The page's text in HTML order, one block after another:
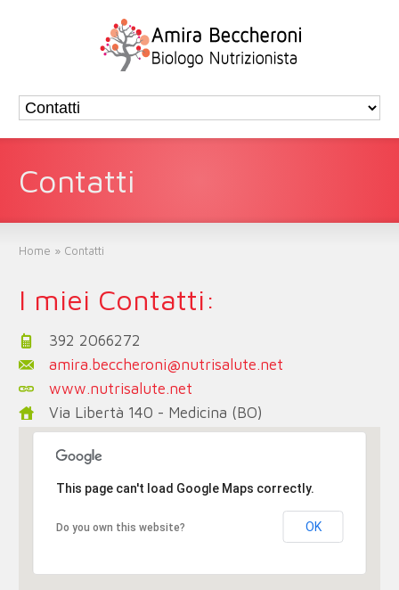
Contatti
Home » Contatti
I miei Contatti:
392 2066272
amira.beccheroni@nutrisalute.net
www.nutrisalute.net
Via Libertà 140 - Medicina (BO)
This page can't load Google Maps correctly.
Do you own this website? OK